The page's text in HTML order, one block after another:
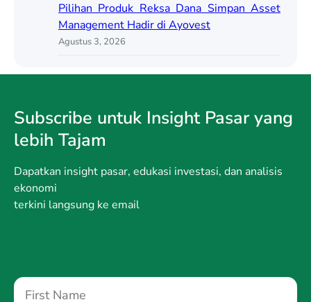
Pilihan Produk Reksa Dana Simpan Asset
Management Hadir di Ayovest
Agustus 3, 2026
Subscribe untuk Insight Pasar yang
lebih Tajam
Dapatkan insight pasar, edukasi investasi, dan analisis
ekonomi
terkini langsung ke email